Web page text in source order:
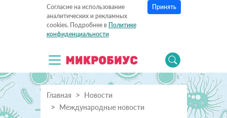
Согласие на использование
аналитических и рекламных
cookies. Подробнее в Политике
конфиденциальности
Принять
Главная
Новости
Международные новости